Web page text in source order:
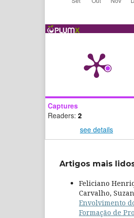
Captures
Readers: 2
see details
Artigos mais
Feliciano
Carvalho,
Envolvimento
Formação de